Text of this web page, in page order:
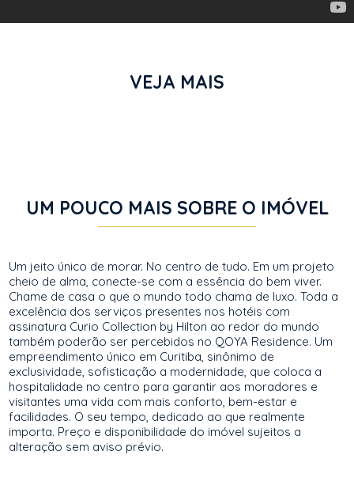
VEJA MAIS
UM POUCO MAIS SOBRE O IMÓVEL
Um jeito único de morar. No centro de tudo. Em um projeto
cheio de alma, conecte-se com a essência do bem viver.
Chame de casa o que o mundo todo chama de luxo. Toda a
excelência dos serviços presentes nos hotéis com
assinatura Curio Collection by Hilton ao redor do mundo
também poderão ser percebidos no QOYA Residence. Um
empreendimento único em Curitiba, sinônimo de
exclusividade, sofisticação a modernidade, que coloca a
hospitalidade no centro para garantir aos moradores e
visitantes uma vida com mais conforto, bem-estar e
facilidades. O seu tempo, dedicado ao que realmente
importa. Preço e disponibilidade do imóvel sujeitos a
alteração sem aviso prévio.